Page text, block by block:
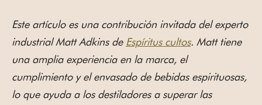
Este artículo es una contribución invitada del experto
industrial Matt Adkins de Espíritus cultos. Matt tiene
una amplia experiencia en la marca, el
cumplimiento y el envasado de bebidas espirituosas,
lo que ayuda a los destiladores a superar las